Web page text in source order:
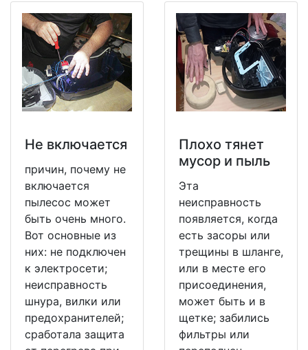
Не включается
причин, почему не
включается
пылесос может
быть очень много.
Вот основные из
них: не подключен
к электросети;
неисправность
шнура, вилки или
предохранителей;
сработала защита
Плохо тянет
мусор и пыль
Эта
неисправность
появляется, когда
есть засоры или
трещины в шланге,
или в месте его
присоединения,
может быть и в
щетке; забились
фильтры или